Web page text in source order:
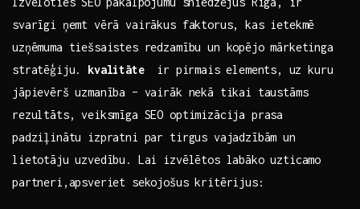
svarīgi ņemt vērā vairākus faktorus, kas ietekmē
uzņēmuma tiešsaistes ‍redzamību un kopējo mārketinga
stratēģiju. kvalitāte‍ ir ⁣pirmais elements,⁤ uz kuru
jāpievērš uzmanība – vairāk ​nekā​ tikai​ taustāms
rezultāts, veiksmīga SEO optimizācija prasa⁢
padziļinātu izpratni par tirgus vajadzībām un
lietotāju uzvedību. Lai izvēlētos labāko​ uzticamo⁤
partneri,apsveriet sekojošus kritērijus: